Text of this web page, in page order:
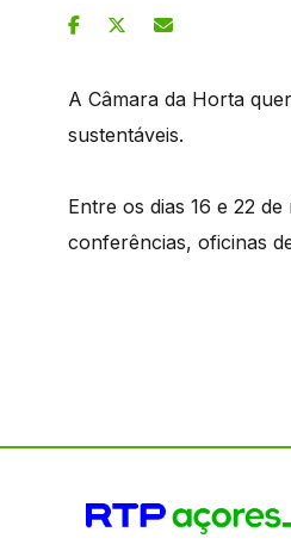
A Câmara da Horta
sustentáveis.
Entre os dias 16 e 22
conferências, oficinas